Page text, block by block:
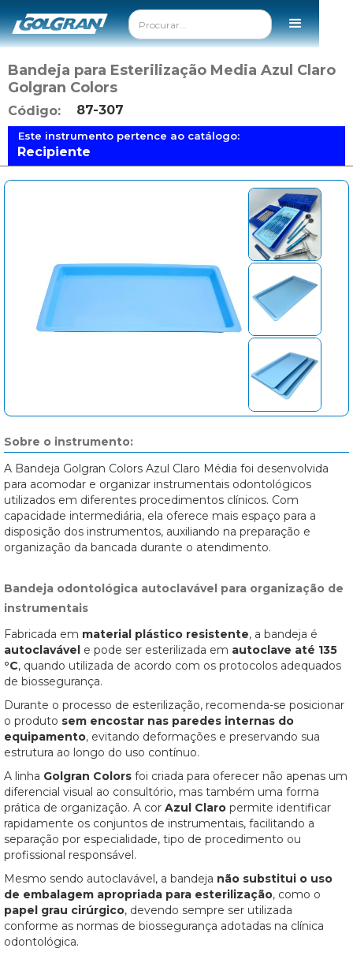
Bandeja para Esterilização Media Azul Claro
Golgran Colors
Código: 87-307
Este instrumento pertence ao catálogo:
Recipiente
Sobre o instrumento:
A Bandeja Golgran Colors Azul Claro Média foi desenvolvida
para acomodar e organizar instrumentais odontológicos
utilizados em diferentes procedimentos clínicos. Com
capacidade intermediária, ela oferece mais espaço para a
disposição dos instrumentos, auxiliando na preparação e
organização da bancada durante o atendimento.
Bandeja odontológica autoclavável para organização de
instrumentais
Fabricada em material plástico resistente, a bandeja é
autoclavável e pode ser esterilizada em autoclave até 135
°C, quando utilizada de acordo com os protocolos adequados
de biossegurança.
Durante o processo de esterilização, recomenda-se posicionar
o produto sem encostar nas paredes internas do
equipamento, evitando deformações e preservando sua
estrutura ao longo do uso contínuo.
A linha Golgran Colors foi criada para oferecer não apenas um
diferencial visual ao consultório, mas também uma forma
prática de organização. A cor Azul Claro permite identificar
rapidamente os conjuntos de instrumentais, facilitando a
separação por especialidade, tipo de procedimento ou
profissional responsável.
Mesmo sendo autoclavável, a bandeja não substitui o uso
de embalagem apropriada para esterilização, como o
papel grau cirúrgico, devendo sempre ser utilizada
conforme as normas de biossegurança adotadas na clínica
odontológica.